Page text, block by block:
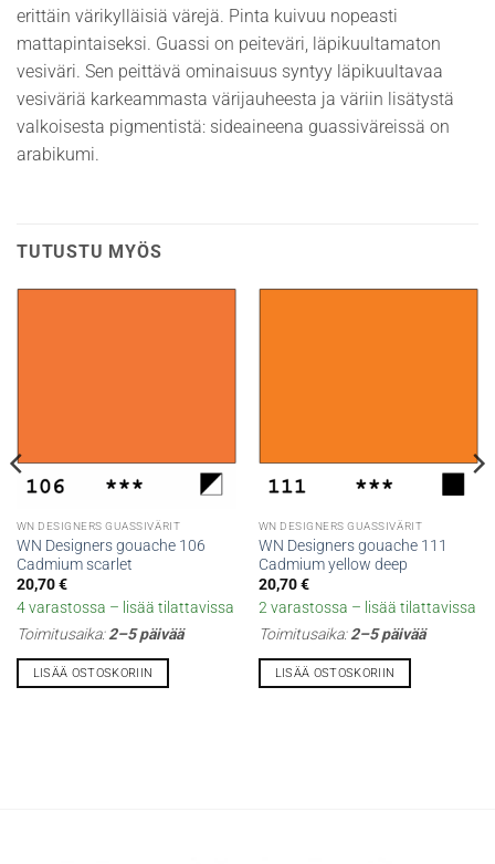
erittäin värikylläisiä värejä. Pinta kuivuu nopeasti
mattapintaiseksi. Guassi on peiteväri, läpikuultamaton
vesiväri. Sen peittävä ominaisuus syntyy läpikuultavaa
vesiväriä karkeammasta värijauheesta ja väriin lisätystä
valkoisesta pigmentistä: sideaineena guassiväreissä on
arabikumi.
TUTUSTU MYÖS
WN DESIGNERS GUASSIVÄRIT
WN Designers gouache 106
Cadmium scarlet
20,70€
4 varastossa – lisää tilattavissa
Toimitusaika:2–5 päivää
LISÄÄ OSTOSKORIIN
WN DESIGNERS GUASSIVÄRIT
WN Designers gouache 111
Cadmium yellow deep
20,70€
2 varastossa – lisää tilattavissa
Toimitusaika:2–5 päivää
LISÄÄ OSTOSKORIIN